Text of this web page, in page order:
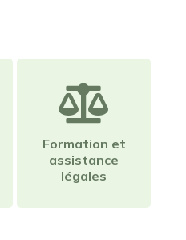
Formation et
assistance
légales